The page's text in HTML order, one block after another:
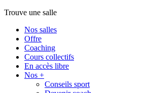
Trouve une salle
Nos salles
Offre
Coaching
Cours collectifs
En accès libre
Nos +
Conseils sport